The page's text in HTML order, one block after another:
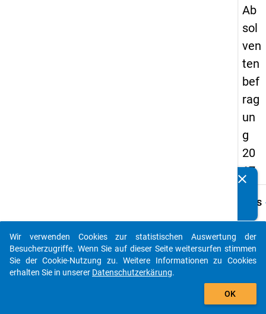
Ab
sol
ven
ten
bef
rag
un
g
20
17
Details
B7
clear
auto_stories
add_shopping_cart
Wir verwenden Cookies zur statistischen Auswertung der
Besucherzugriffe. Wenn Sie auf dieser Seite weitersurfen stimmen
Sie der Cookie-Nutzung zu. Weitere Informationen zu Cookies
erhalten Sie in unserer Datenschutzerkärung.
OK